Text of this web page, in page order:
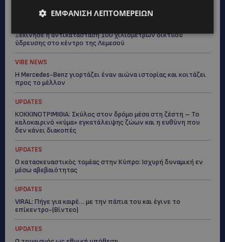
Ξεκίνησε η αντικατάσταση 100 χιλιομέτρων δικτύου
ύδρευσης στο κέντρο της Λεμεσού
VIBE NEWS
Η Mercedes-Benz γιορτάζει έναν αιώνα ιστορίας και κοιτάζει
προς το μέλλον
UPDATES
ΚΟΚΚΙΝΟΤΡΙΜΙΘΙΑ: Σκύλος στον δρόμο μέσα στη ζέστη – Το
καλοκαιρινό «κύμα» εγκατάλειψης ζώων και η ευθύνη που
δεν κάνει διακοπές
UPDATES
Ο κατασκευαστικός τομέας στην Κύπρο: Ισχυρή δυναμική εν
μέσω αβεβαιότητας
UPDATES
VIRAL: Πήγε για καφέ… με την πάπια του και έγινε το
επίκεντρο-(Βίντεο)
UPDATES
ΕΜΦΆΝΙΣΗ ΛΕΠΤΟΜΕΡΕΙΏΝ